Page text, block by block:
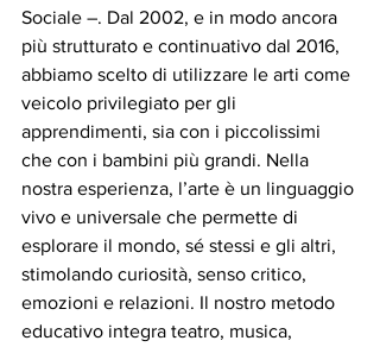
Sociale –. Dal 2002, e in modo ancora
più strutturato e continuativo dal 2016,
abbiamo scelto di utilizzare le arti come
veicolo privilegiato per gli
apprendimenti, sia con i piccolissimi
che con i bambini più grandi. Nella
nostra esperienza, l’arte è un linguaggio
vivo e universale che permette di
esplorare il mondo, sé stessi e gli altri,
stimolando curiosità, senso critico,
emozioni e relazioni. Il nostro metodo
educativo integra teatro, musica,